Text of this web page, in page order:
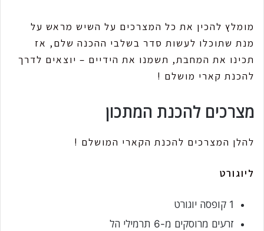
מומלץ להכין את כל המצרכים על השיש מראש על
מנת שתוכלו לעשות סדר בשלבי ההכנה שלם, אז
תכינו את המחבת, תשמנו את הידיים – יוצאים לדרך
להכנת קארי מושלם !
מצרכים להכנת המתכון
להלן המצרכים להכנת הקארי המושלם !
ליוגורט
1 קופסה יוגורט
זרעים מרוסקים מ-6 תרמילי הל